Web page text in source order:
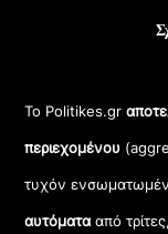
Το Politikes.gr
περιεχομένου
τυχόν
αυτόματααπό